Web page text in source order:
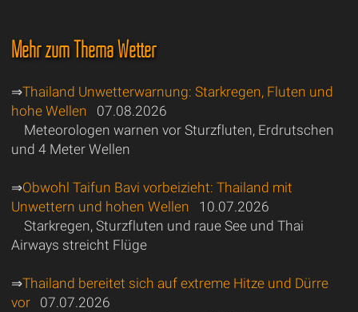
Mehr zum Thema Wetter
⇒Thailand Unwetterwarnung: Starkregen, Fluten und
hohe Wellen 07.08.2026
Meteorologen warnen vor Sturzfluten, Erdrutschen
und 4 Meter Wellen
⇒Obwohl Taifun Bavi vorbeizieht: Thailand mit
Unwettern und hohen Wellen 10.07.2026
Starkregen, Sturzfluten und raue See und Thai
Airways streicht Flüge
⇒Thailand bereitet sich auf extreme Hitze und Dürre
vor07.07.2026